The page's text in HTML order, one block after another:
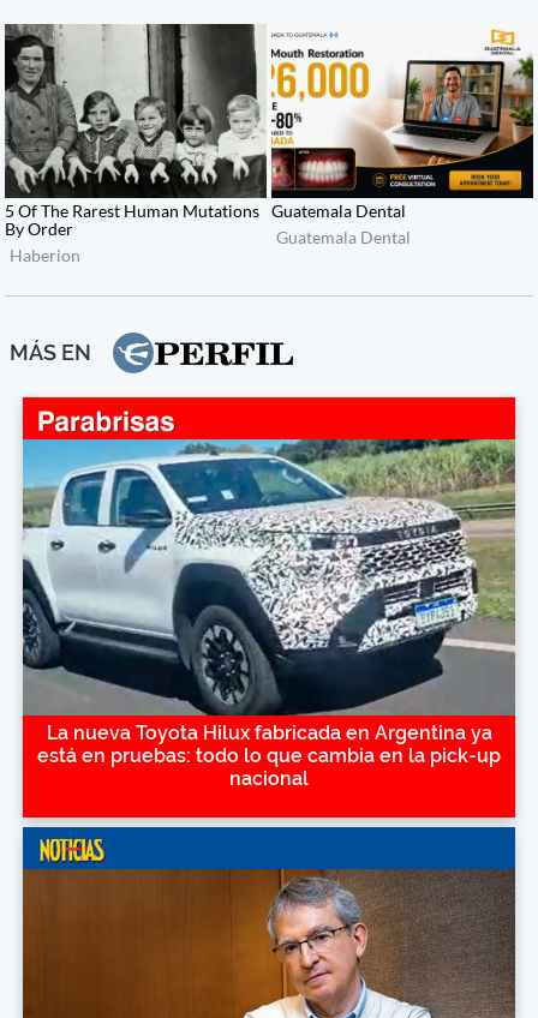
MÁS EN
La nueva Toyota Hilux fabricada en Argentina ya
está en pruebas: todo lo que cambia en la pick-up
nacional